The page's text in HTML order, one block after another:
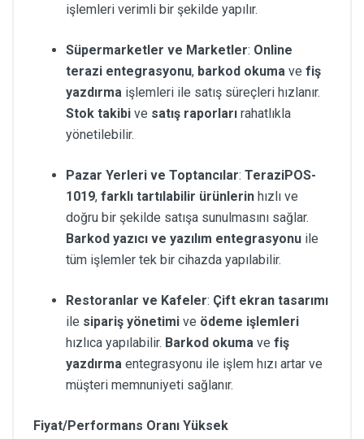
işlemleri verimli bir şekilde yapılır.
Süpermarketler ve Marketler: Online
terazi entegrasyonu, barkod okuma ve fiş
yazdırma işlemleri ile satış süreçleri hızlanır.
Stok takibi ve satış raporları rahatlıkla
yönetilebilir.
Pazar Yerleri ve Toptancılar: TeraziPOS-
1019, farklı tartılabilir ürünlerin hızlı ve
doğru bir şekilde satışa sunulmasını sağlar.
Barkod yazıcı ve yazılım entegrasyonu ile
tüm işlemler tek bir cihazda yapılabilir.
Restoranlar ve Kafeler: Çift ekran tasarımı
ile sipariş yönetimi ve ödeme işlemleri
hızlıca yapılabilir. Barkod okuma ve fiş
yazdırma entegrasyonu ile işlem hızı artar ve
müşteri memnuniyeti sağlanır.
Fiyat/Performans Oranı Yüksek